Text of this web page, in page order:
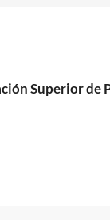
Superior